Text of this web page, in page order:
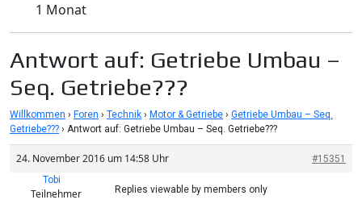
1 Monat
Antwort auf: Getriebe Umbau –
Seq. Getriebe???
Willkommen › Foren › Technik › Motor & Getriebe › Getriebe Umbau – Seq.
Getriebe??? › Antwort auf: Getriebe Umbau – Seq. Getriebe???
24. November 2016 um 14:58 Uhr
#15351
Tobi
Teilnehmer Replies viewable by members only